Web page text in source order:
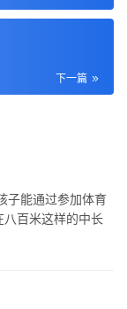
下一篇
子能通过参加体育
百米这样的中长